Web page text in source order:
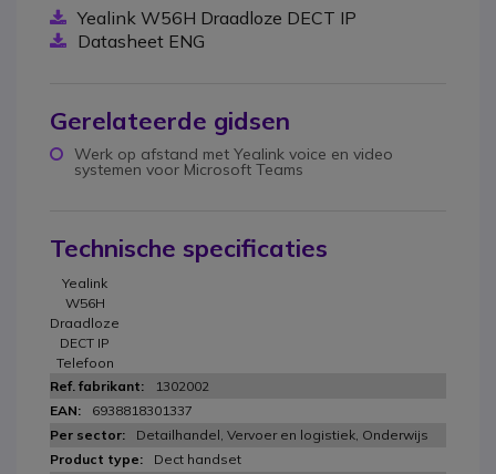
Yealink W56H Draadloze DECT IP
Datasheet ENG
Gerelateerde gidsen
Werk op afstand met Yealink voice en video
systemen voor Microsoft Teams
Technische specificaties
Yealink
W56H
Draadloze
DECT IP
Telefoon
1302002
6938818301337
Detailhandel, Vervoer en logistiek, Onderwijs
Dect handset